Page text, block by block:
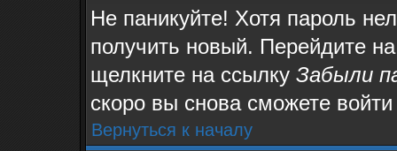
Не паникуйте! Хотя пароль
получить новый. Перейдите
щелкните на ссылку Забыли
скоро вы снова сможете
Вернуться к началу